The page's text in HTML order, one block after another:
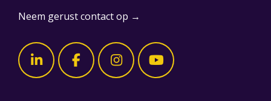
Neem gerust contact op →